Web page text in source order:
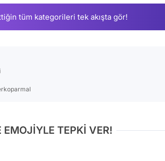
tüm kategorileri tek akışta gör!
EMOJİYLE TEPKİ VER!